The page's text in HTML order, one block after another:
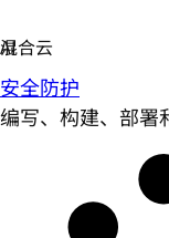
安全防护
编写、构建、部署